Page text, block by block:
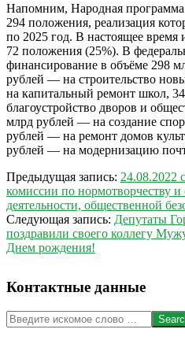
Напомним, Народная
294 положения, реализация
по 2025 год. В настоящее
72 положения (25%). В
финансирование в объёме 298
рублей — на строительство
на капитальный ремонт школ,
благоустройство дворов и
млрд рублей — на создание
рублей — на ремонт домов
рублей — на модернизацию
2022-
08-
29
Предыдущая запись: 24.08.2022
комиссии по нормотворчеству и
деятельности, общественной
Следующая запись: Депутаты
поздравили своего коллегу
Днем рождения!
Контактные данные
Search